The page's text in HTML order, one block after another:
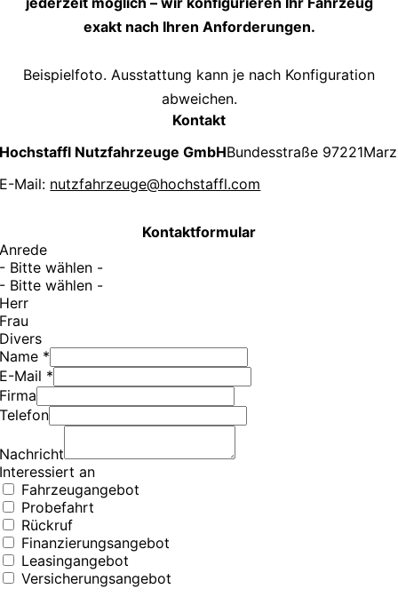
exakt nach Ihren Anforderungen.
Beispielfoto. Ausstattung kann je nach Konfiguration
abweichen.
Kontakt
Hochstaffl Nutzfahrzeuge GmbHBundesstraße 97221Marz
E-Mail: nutzfahrzeuge@hochstaffl.com
Kontaktformular
Anrede
- Bitte wählen -
- Bitte wählen -
Herr
Frau
Divers
Name *
E-Mail *
Firma
Telefon
Nachricht
Interessiert an
Fahrzeugangebot
Probefahrt
Rückruf
Finanzierungsangebot
Leasingangebot
Versicherungsangebot